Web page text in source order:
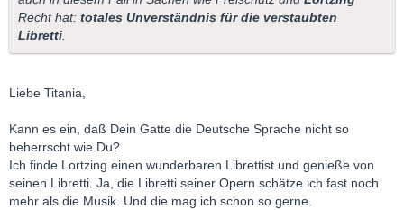
Recht hat: totales Unverständnis für die verstaubten
Libretti
Liebe Titania,
Kann es ein, daß Dein Gatte die Deutsche Sprache nicht so
beherrscht wie Du?
Ich finde Lortzing einen wunderbaren Librettist und genieße von
seinen Libretti. Ja, die Libretti seiner Opern schätze ich fast noch
mehr als die Musik. Und die mag ich schon so gerne.